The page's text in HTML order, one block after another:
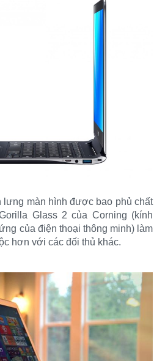
lưng màn hình được bao phủ chất
Glass 2 của Corning (kính
của điện thoại thông minh) làm
hơn với các đối thủ khác.